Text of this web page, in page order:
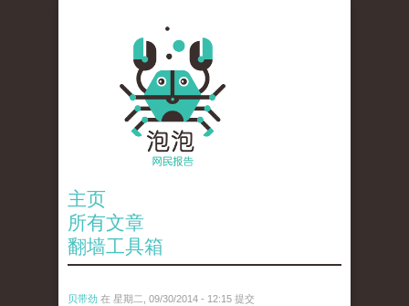
主页
所有文章
翻墙工具箱
贝带劲 在 星期二, 09/30/2014 - 12:15 提交